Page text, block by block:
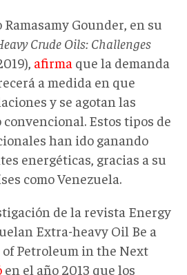
Gounder, en su
Crude Oils: Challenges
afirma que la demanda
a medida en que
y se agotan las
Estos tipos de
han ido ganando
energéticas, gracias a su
como Venezuela.
de la revista Energy
Extra-heavy Oil Be a
Petroleum in the Next
en el año 2013 que los